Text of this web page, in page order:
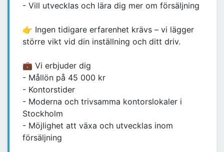
- Vill utvecklas och lära dig mer om försäljning
👉 Ingen tidigare erfarenhet krävs – vi lägger
större vikt vid din inställning och ditt driv.
💼 Vi erbjuder dig
- Mållön på 45 000 kr
- Kontorstider
- Moderna och trivsamma kontorslokaler i
Stockholm
- Möjlighet att växa och utvecklas inom
försäljning